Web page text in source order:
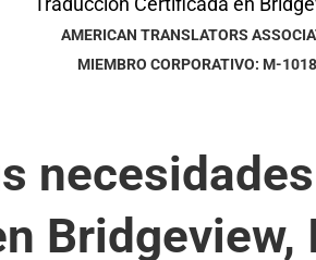
AMERICAN TRANSLATORS
MIEMBRO CORPORATIVO: M-
Bridgeview,